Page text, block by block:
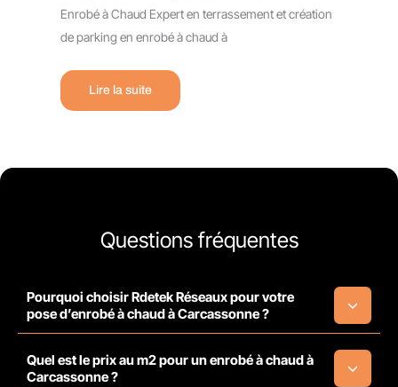
Enrobé à Chaud Expert en terrassement et création
de parking en enrobé à chaud à
Lire la suite
Questions fréquentes
Pourquoi choisir Rdetek Réseaux pour votre
pose d’enrobé à chaud à Carcassonne ?
Quel est le prix au m2 pour un enrobé à chaud à
Carcassonne ?